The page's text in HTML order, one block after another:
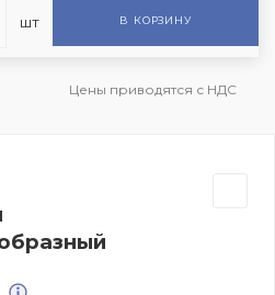
шт В КОРЗИНУ
Цены приводятся с НДС